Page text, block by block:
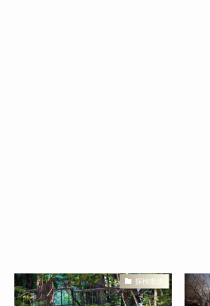
探検散歩